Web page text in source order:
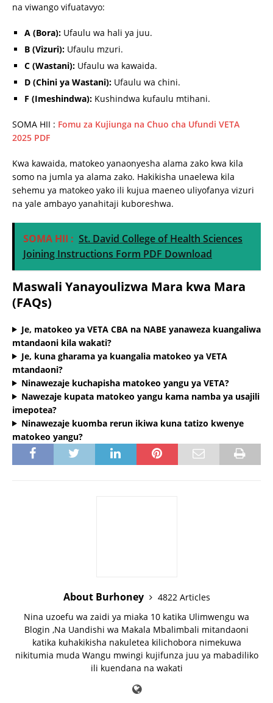
na viwango vifuatavyo:
A (Bora): Ufaulu wa hali ya juu.
B (Vizuri): Ufaulu mzuri.
C (Wastani): Ufaulu wa kawaida.
D (Chini ya Wastani): Ufaulu wa chini.
F (Imeshindwa): Kushindwa kufaulu mtihani.
SOMA HII : Fomu za Kujiunga na Chuo cha Ufundi VETA
2025 PDF
Kwa kawaida, matokeo yanaonyesha alama zako kwa kila
somo na jumla ya alama zako. Hakikisha unaelewa kila
sehemu ya matokeo yako ili kujua maeneo uliyofanya vizuri
na yale ambayo yanahitaji kuboreshwa.
SOMA HII : St. David College of Health Sciences
Joining Instructions Form PDF Download
Maswali Yanayoulizwa Mara kwa Mara
(FAQs)
Je, matokeo ya VETA CBA na NABE yanaweza kuangaliwa
mtandaoni kila wakati?
Je, kuna gharama ya kuangalia matokeo ya VETA
mtandaoni?
Ninawezaje kuchapisha matokeo yangu ya VETA?
Nawezaje kupata matokeo yangu kama namba ya usajili
imepotea?
Ninawezaje kuomba rerun ikiwa kuna tatizo kwenye
matokeo yangu?
About Burhoney
4822 Articles
Nina uzoefu wa zaidi ya miaka 10 katika Ulimwengu wa
Blogin ,Na Uandishi wa Makala Mbalimbali mitandaoni
katika kuhakikisha nakuletea kilichobora nimekuwa
nikitumia muda Wangu mwingi kujifunza juu ya mabadiliko
ili kuendana na wakati